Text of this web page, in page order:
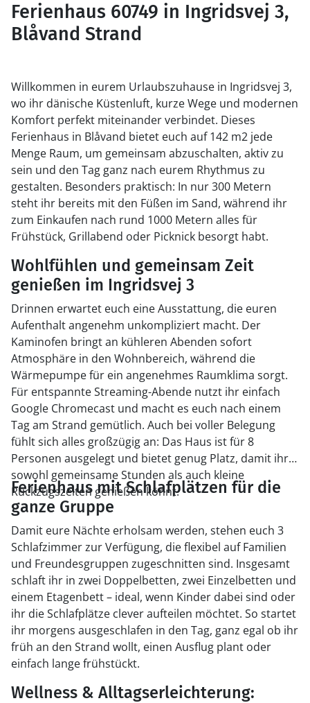
Ferienhaus 60749 in Ingridsvej 3,
Blåvand Strand
Willkommen in eurem Urlaubszuhause in Ingridsvej 3,
wo ihr dänische Küstenluft, kurze Wege und modernen
Komfort perfekt miteinander verbindet. Dieses
Ferienhaus in Blåvand bietet euch auf 142 m2 jede
Menge Raum, um gemeinsam abzuschalten, aktiv zu
sein und den Tag ganz nach eurem Rhythmus zu
gestalten. Besonders praktisch: In nur 300 Metern
steht ihr bereits mit den Füßen im Sand, während ihr
zum Einkaufen nach rund 1000 Metern alles für
Frühstück, Grillabend oder Picknick besorgt habt.
Wohlfühlen und gemeinsam Zeit
genießen im Ingridsvej 3
Drinnen erwartet euch eine Ausstattung, die euren
Aufenthalt angenehm unkompliziert macht. Der
Kaminofen bringt an kühleren Abenden sofort
Atmosphäre in den Wohnbereich, während die
Wärmepumpe für ein angenehmes Raumklima sorgt.
Für entspannte Streaming-Abende nutzt ihr einfach
Google Chromecast und macht es euch nach einem
Tag am Strand gemütlich. Auch bei voller Belegung
fühlt sich alles großzügig an: Das Haus ist für 8
Personen ausgelegt und bietet genug Platz, damit ihr
sowohl gemeinsame Stunden als auch kleine
Rückzugszeiten genießen könnt.
Ferienhaus mit Schlafplätzen für die
ganze Gruppe
Damit eure Nächte erholsam werden, stehen euch 3
Schlafzimmer zur Verfügung, die flexibel auf Familien
und Freundesgruppen zugeschnitten sind. Insgesamt
schlaft ihr in zwei Doppelbetten, zwei Einzelbetten und
einem Etagenbett – ideal, wenn Kinder dabei sind oder
ihr die Schlafplätze clever aufteilen möchtet. So startet
ihr morgens ausgeschlafen in den Tag, ganz egal ob ihr
früh an den Strand wollt, einen Ausflug plant oder
einfach lange frühstückt.
Wellness & Alltagserleichterung: